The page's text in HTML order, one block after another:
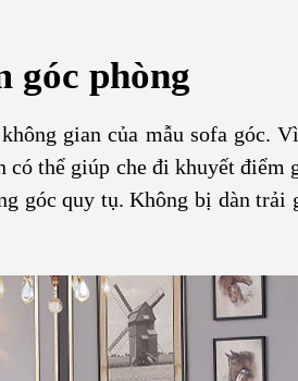
góc phòng
gian của mẫu sofa góc.
có thể giúp che đi khuyết điểm
góc quy tụ. Không bị dàn